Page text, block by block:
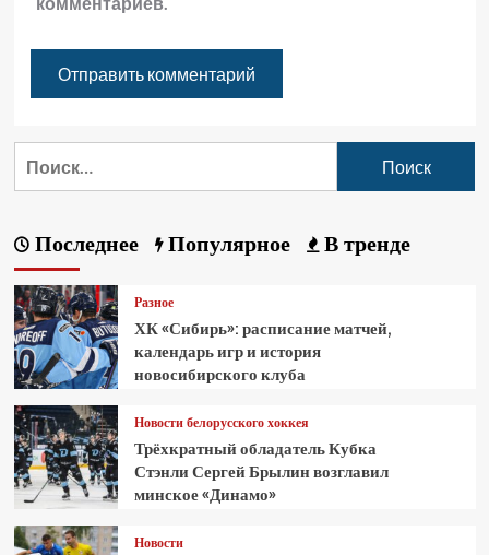
Последнее Популярное В тренде
Разное
ХК «Сибирь»: расписание матчей,
календарь игр и история
новосибирского клуба
Новости белорусского хоккея
Трёхкратный обладатель Кубка
Стэнли Сергей Брылин возглавил
минское «Динамо»
Новости